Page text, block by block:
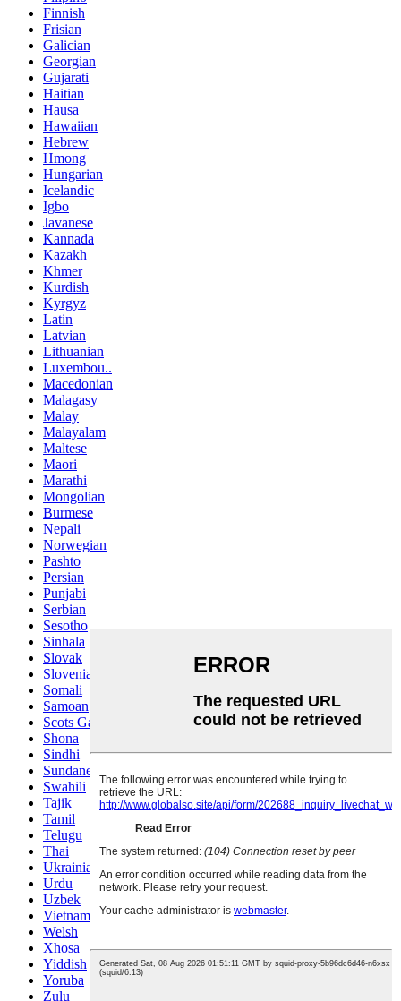
Finnish
Frisian
Galician
Georgian
Gujarati
Haitian
Hausa
Hawaiian
Hebrew
Hmong
Hungarian
Icelandic
Igbo
Javanese
Kannada
Kazakh
Khmer
Kurdish
Kyrgyz
Latin
Latvian
Lithuanian
Luxembou..
Macedonian
Malagasy
Malay
Malayalam
Maltese
Maori
Marathi
Mongolian
Burmese
Nepali
Norwegian
Pashto
Persian
Punjabi
Serbian
Sesotho
Sinhala
Slovak
Slovenian
Somali
Samoan
Scots Gaelic
Shona
Sindhi
Sundanese
Swahili
Tajik
Tamil
Telugu
Thai
Ukrainian
Urdu
Uzbek
Vietnamese
Welsh
Xhosa
Yiddish
Yoruba
Zulu